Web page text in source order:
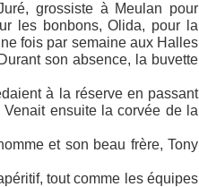
grossiste à Meulan pour
les bonbons, Olida, pour la
fois par semaine aux Halles
son absence, la buvette
à la réserve en passant
ensuite la corvée de la
et son beau frère, Tony
tout comme les équipes